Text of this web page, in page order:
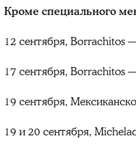
Кроме специального
12 сентября, Borrachitos
17 сентября, Borrachitos
19 сентября,
19 и 20 сентября,